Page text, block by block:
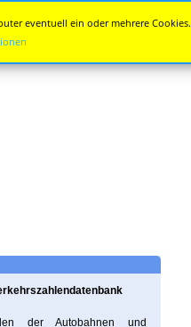
der Autobahnen und
eventuell ein oder mehrere Cookies.